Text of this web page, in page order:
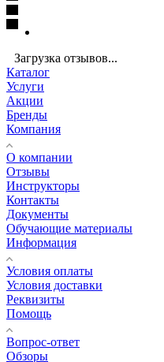
Загрузка отзывов...
Каталог
Услуги
Акции
Бренды
Компания
О компании
Отзывы
Инструкторы
Контакты
Документы
Обучающие материалы
Информация
Условия оплаты
Условия доставки
Реквизиты
Помощь
Вопрос-ответ
Обзоры